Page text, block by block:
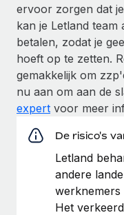
ervoor zorgen dat
kan je Letland
betalen, zodat je
hoeft op te zetten.
gemakkelijk om
nu aan om aan de
expert voor meer
De risico's
Letland
andere
werknemers
Het